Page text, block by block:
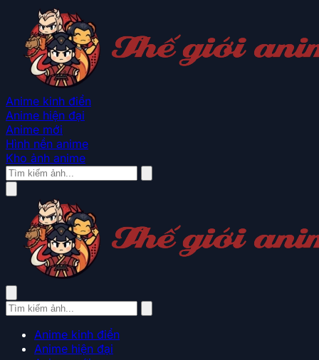
Anime kinh điển
Anime hiện đại
Anime mới
Hình nền anime
Kho ảnh anime
Anime kinh điển
Anime hiện đại